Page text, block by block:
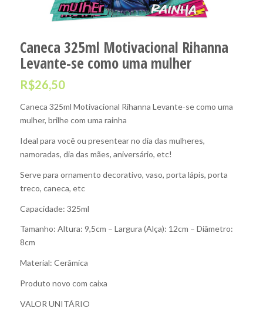
Caneca 325ml Motivacional Rihanna
Levante-se como uma mulher
R$26,50
Caneca 325ml Motivacional Rihanna Levante-se como uma
mulher, brilhe com uma rainha
Ideal para você ou presentear no dia das mulheres,
namoradas, dia das mães, aniversário, etc!
Serve para ornamento decorativo, vaso, porta lápis, porta
treco, caneca, etc
Capacidade: 325ml
Tamanho: Altura: 9,5cm – Largura (Alça): 12cm – Diâmetro:
8cm
Material: Cerâmica
Produto novo com caixa
VALOR UNITÁRIO